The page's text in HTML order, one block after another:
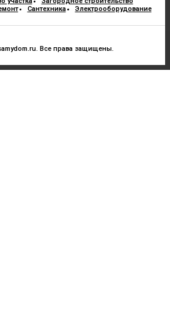
Сантехника Электрооборудование
Все права защищены.